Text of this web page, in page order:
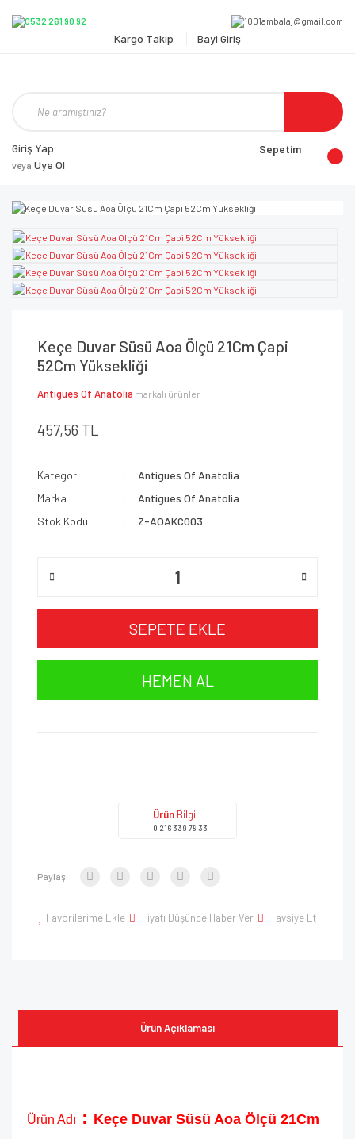
Kargo Takip Bayi Giriş
Giriş Yap
veya Üye Ol
Sepetim
Keçe Duvar Süsü Aoa Ölçü 21Cm Çapi
52Cm Yüksekliği
Antigues Of Anatolia markalı ürünler
457,56 TL
Kategori
Antigues Of Anatolia
Marka
Antigues Of Anatolia
Stok Kodu
Z-AOAKC003
SEPETE EKLE
HEMEN AL
Ürün Bilgi
0 216 339 78 33
Paylaş:
Favorilerime Ekle Fiyatı Düşünce Haber Ver Tavsiye Et
Ürün Açıklaması
Ürün Adı : Keçe Duvar Süsü Aoa Ölçü 21Cm